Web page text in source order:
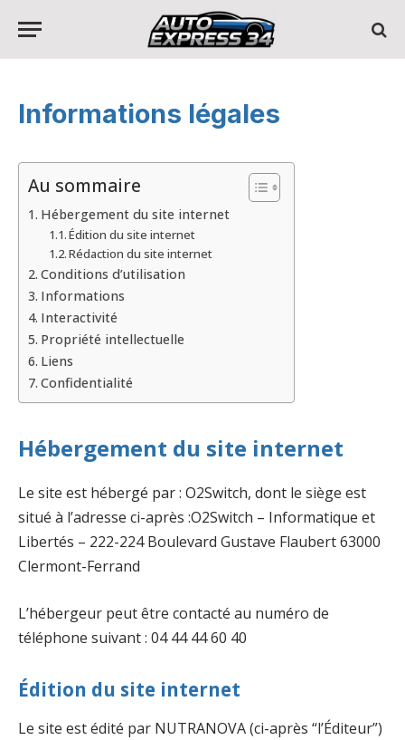
Informations légales
Au sommaire
Hébergement du site internet
Édition du site internet
Rédaction du site internet
Conditions d’utilisation
Informations
Interactivité
Propriété intellectuelle
Liens
Confidentialité
Hébergement du site internet
Le site est hébergé par : O2Switch, dont le siège est
situé à l’adresse ci-après :O2Switch – Informatique et
Libertés – 222-224 Boulevard Gustave Flaubert 63000
Clermont-Ferrand
L’hébergeur peut être contacté au numéro de
téléphone suivant : 04 44 44 60 40
Édition du site internet
Le site est édité par NUTRANOVA (ci-après “l’Éditeur”)